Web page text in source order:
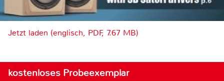
Jetzt laden (englisch, PDF, 7.67 MB)
kostenloses Probeexemplar